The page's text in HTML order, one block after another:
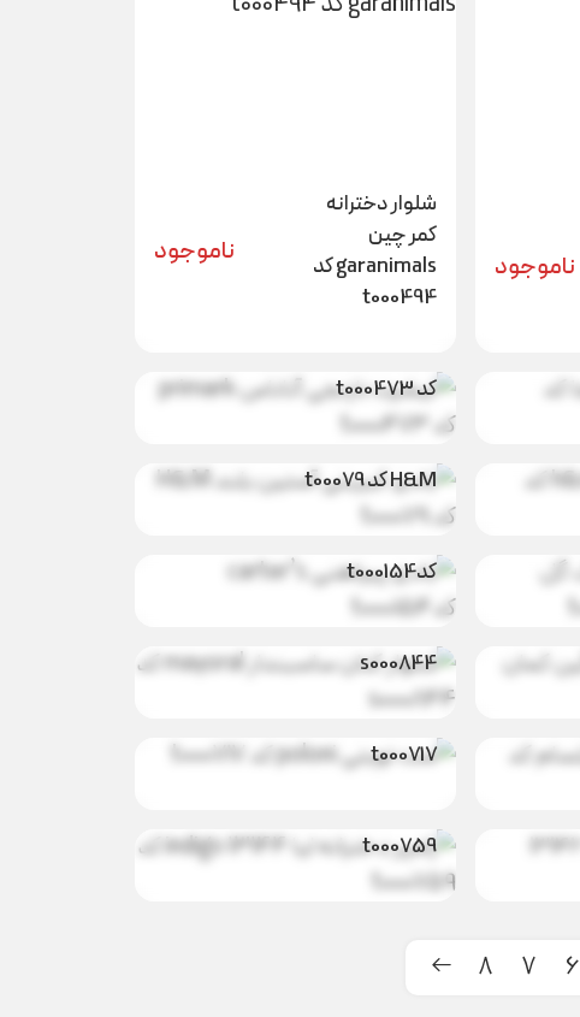
ناموجود
شلوار دخترانه
کمر چین
garanimals کد
t000494
ناموجود
کد t000473
بادی کبریتی
H&M کد t00079
بادی پیراهنی
کدt000154
ناموجود
شلوار کتان
ساسبندار
s000844
ست تویتی
t000717
t000759
6
7
8